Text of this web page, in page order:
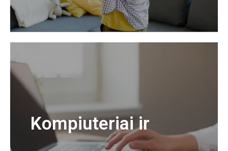
Kompiuteriai ir